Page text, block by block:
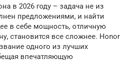
в 2026 году – задача не из
предложениями, и найти
в себе мощность, отличную
становится все сложнее. Honor
одного из лучших
впечатляющую